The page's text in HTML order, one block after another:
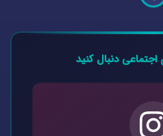
اجتماعی دنبال کنید